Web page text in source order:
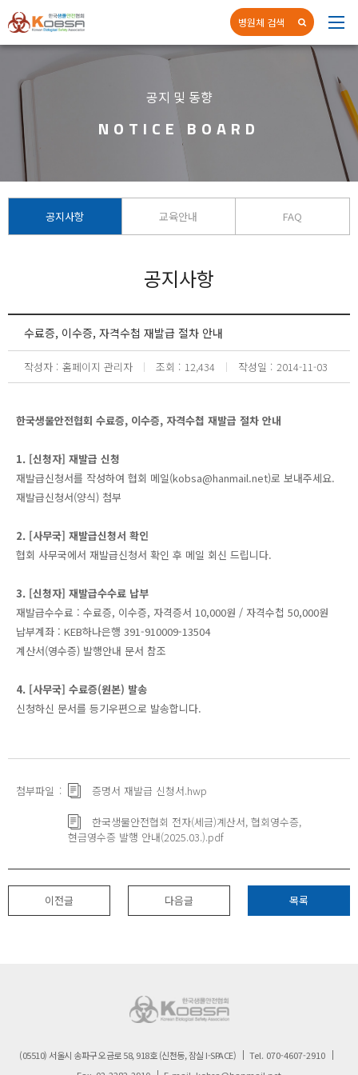
병원체 검색
네
공지 및 동향
NOTICE BOARD
공지사항 교육안내 FAQ
공지사항
수료증, 이수증, 자격수첩 재발급 절차 안내
작성자 홈페이지 관리자 조회 12,434 작성일 2014-11-03
한국생물안전협회 수료증, 이수증, 자격수첩 재발급 절차 안내
1. [신청자] 재발급 신청
재발급신청서를 작성하여 협회 메일(kobsa@hanmail.net)로 보내주세요.
재발급신청서(양식) 첨부
2. [사무국] 재발급신청서 확인
협회 사무국에서 재발급신청서 확인 후 메일 회신 드립니다.
3. [신청자] 재발급수수료 납부
재발급수수료 : 수료증, 이수증, 자격증서 10,000원 / 자격수첩 50,000원
납부계좌 : KEB하나은행 391-910009-13504
계산서(영수증) 발행안내 문서 참조
4. [사무국] 수료증(원본) 발송
신청하신 문서를 등기우편으로 발송합니다.
첨부파일 증명서 재발급 신청서.hwp
한국생물안전협회 전자(세금)계산서, 협회영수증,
현금영수증 발행 안내(2025.03.).pdf
이전글 다음글 목록
(05510) 서울시 송파구 오금로 58, 918호 (신천동, 잠실 I-SPACE) Tel. 070-4607-2910